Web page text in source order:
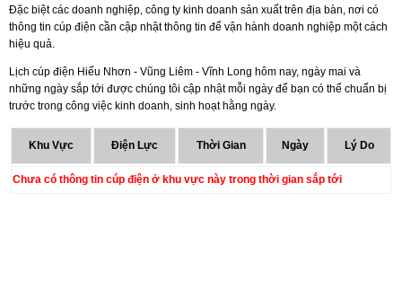
Đặc biệt các doanh nghiệp, công ty kinh doanh sản xuất trên địa bàn, nơi có
thông tin cúp điện cần cập nhật thông tin để vận hành doanh nghiệp một cách
hiệu quả.
Lịch cúp điện Hiếu Nhơn - Vũng Liêm - Vĩnh Long hôm nay, ngày mai và
những ngày sắp tới được chúng tôi cập nhật mỗi ngày để bạn có thể chuẩn bị
trước trong công việc kinh doanh, sinh hoạt hằng ngày.
Khu Vực Điện Lực Thời Gian Ngày Lý Do
Chưa có thông tin cúp điện ở khu vực này trong thời gian sắp tới